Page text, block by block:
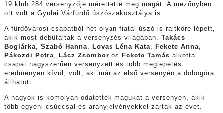
19 klub 284 versenyzője mérettette meg magát. A mezőnyben
ott volt a Gyulai Várfürdő úszószakosztálya is.
A fürdővárosi csapatból hét olyan fiatal úszó is rajtkőre lépett,
akik most debütáltak a versenyzés világában. Takács
Boglárka, Szabó Hanna, Lovas Léna Kata, Fekete Anna,
Pákozdi Petra, Lácz Zsombor és Fekete Tamás alkotta
csapat nagyszerűen versenyzett és több meglepetés
eredményen kívül, volt, aki már az első versenyén a dobogóra
állhatott.
A nagyok is komolyan odatették magukat a versenyen, akik
több egyéni csúccsal és aranyjelvényekkel zárták az évet.